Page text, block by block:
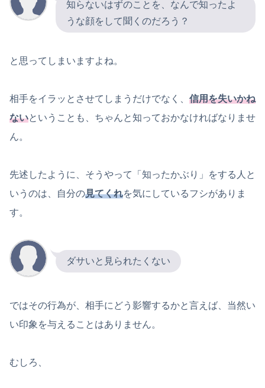
知らないはずのことを、なんで知ったよ
うな顔をして聞くのだろう？
と思ってしまいますよね。
相手をイラッとさせてしまうだけでなく、 信用を失いかね
ないということも、ちゃんと知っておかなければなりませ
ん。
先述したように、そうやって「知ったかぶり」をする人と
いうのは、自分の見てくれを気にしているフシがありま
す。
ダサいと見られたくない
ではその行為が、相手にどう影響するかと言えば、当然い
い印象を与えることはありません。
むしろ、